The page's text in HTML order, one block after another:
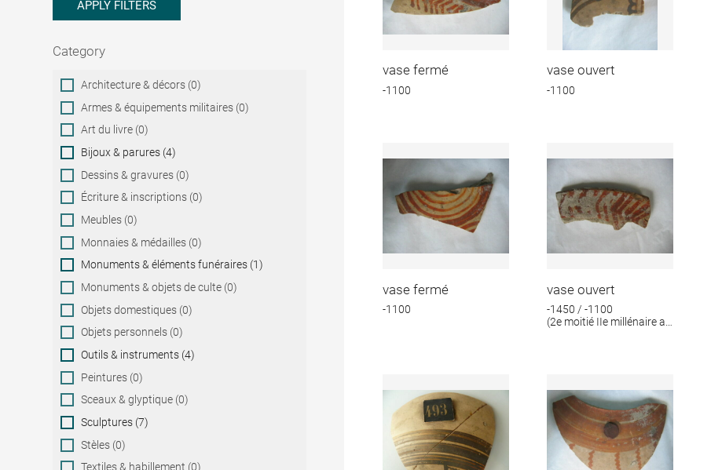
APPLY FILTERS
Category
Category
Architecture & décors (0)
Armes & équipements militaires (0)
Art du livre (0)
Bijoux & parures (4)
Dessins & gravures (0)
Écriture & inscriptions (0)
Meubles (0)
Monnaies & médailles (0)
Monuments & éléments funéraires (1)
Monuments & objets de culte (0)
Objets domestiques (0)
Objets personnels (0)
Outils & instruments (4)
Peintures (0)
Sceaux & glyptique (0)
Sculptures (7)
Stèles (0)
Textiles & habillement (0)
vase fermé
-1100
vase ouvert
-1100
vase fermé
-1100
vase ouvert
-1450 / -1100
(2e moitié IIe millénaire av.